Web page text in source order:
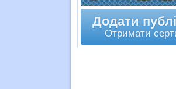
Додати
Отримати